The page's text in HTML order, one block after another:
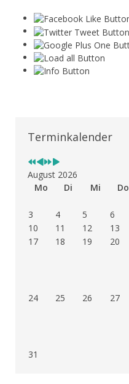
Terminkalender
August 2026
Mo
Di Mi Do
3
4 5 6
10
11 12 13
17
18 19 20
24 25 26 27
31